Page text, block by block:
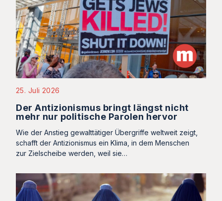
25. Juli 2026
Der Antizionismus bringt längst nicht
mehr nur politische Parolen hervor
Wie der Anstieg gewalttätiger Übergriffe weltweit zeigt,
schafft der Antizionismus ein Klima, in dem Menschen
zur Zielscheibe werden, weil sie…